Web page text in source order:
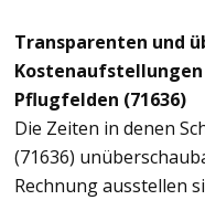
Transparenten und
Pflugfelden (71636)
Die Zeiten in denen
(71636)
Rechnung ausstellen